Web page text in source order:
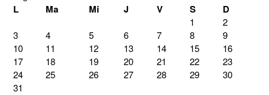
L Ma Mi J V S D
1
2
3
4 5 6 7 8
9
10
11 12 13 14 15
16
17
18 19 20 21 22
23
24
25 26 27 28 29
30
31